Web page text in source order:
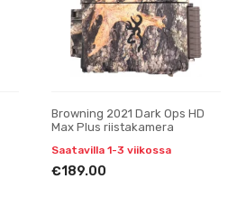
Browning 2021 Dark Ops HD
Max Plus riistakamera
Saatavilla 1-3 viikossa
€189.00